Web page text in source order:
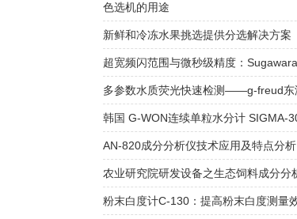
色选机的用途
新鲜和冷冻水果挑选提供分选解决方案
AN-820成分分析仪技术应用及特点分析